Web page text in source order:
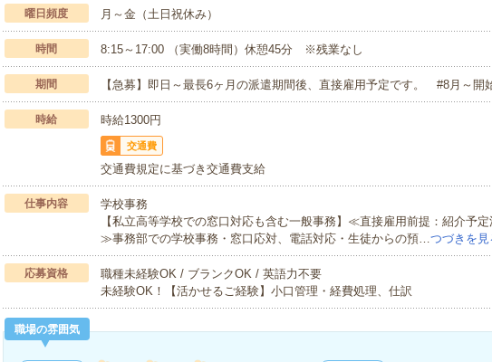
曜日頻度 月～金（土日祝休み）
時間 8:15～17:00 （実働8時間）休憩45分 ※残業なし
期間 【急募】即日～最長6ヶ月の派遣期間後、直接雇用予定です。 #8月～開
時給 時給1300円
交通費
交通費規定に基づき交通費支給
仕事内容
学校事務
【私立高等学校での窓口対応も含む一般事務】≪直接雇用前提：紹介予
≫事務部での学校事務・窓口応対、電話対応・生徒からの預…つづきを見
応募資格
職種未経験OK / ブランクOK / 英語力不要
未経験OK！【活かせるご経験】小口管理・経費処理、仕訳
職場の雰囲気